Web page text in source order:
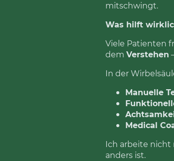
mitschwingt.
Was hilft
Viele Patienten
dem Verstehen
In der
Manuelle
Medical
Ich arbeite nicht
anders ist.